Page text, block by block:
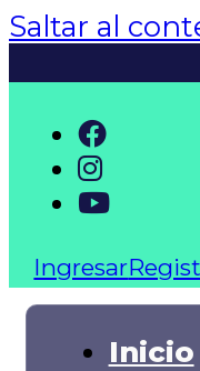
Saltar al
Ingresar
Inicio